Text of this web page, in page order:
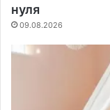
нуля
09.08.2026